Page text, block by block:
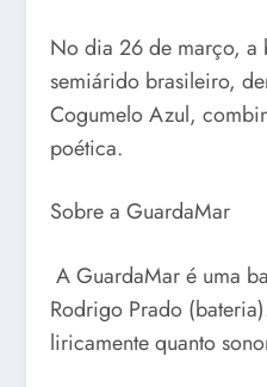
No dia 26 de março, a
semiárido brasileiro,
Cogumelo Azul,
poética.
Sobre a GuardaMar
A GuardaMar é uma
Rodrigo Prado
liricamente quanto